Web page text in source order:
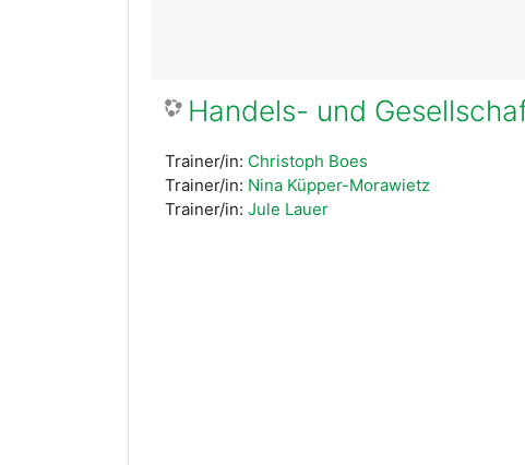
Handels- und
Trainer/in: Christoph Boes
Trainer/in: Nina Küpper-Morawietz
Trainer/in: Jule Lauer